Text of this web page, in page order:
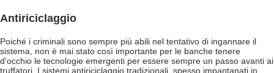
Antiriciclaggio
Poiché i criminali sono sempre più abili nel tentativo di ingannare il
sistema, non è mai stato così importante per le banche tenere
d'occhio le tecnologie emergenti per essere sempre un passo avanti ai
truffatori. I sistemi antiriciclaggio tradizionali, spesso impantanati in